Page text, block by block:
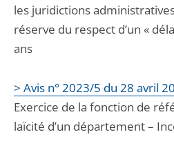
les juridictions
réserve du respect d’un «
ans
> Avis n° 2023/5 du 28 avril
Exercice de la fonction de
laïcité d’un département –